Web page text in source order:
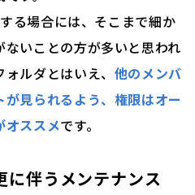
る場合には、そこまで細か
いことの方が多いと思われ
ルダとはいえ、 他のメンバ
見られるよう、権限はオー
オススメです。
に伴うメンテナンス